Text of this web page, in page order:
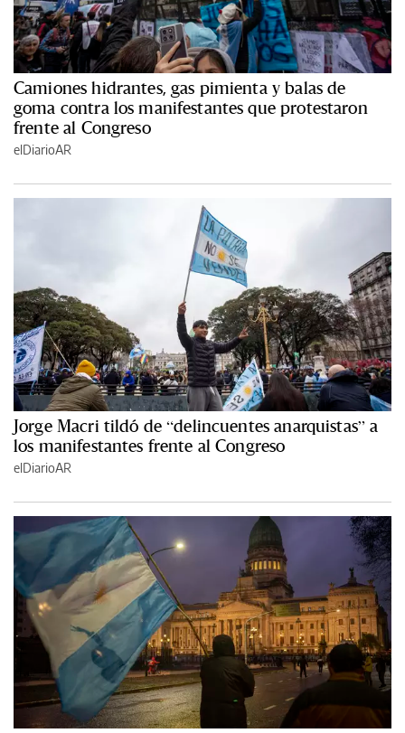
Camiones hidrantes, gas pimienta y balas de
goma contra los manifestantes que protestaron
frente al Congreso
elDiarioAR
Jorge Macri tildó de “delincuentes anarquistas” a
los manifestantes frente al Congreso
elDiarioAR